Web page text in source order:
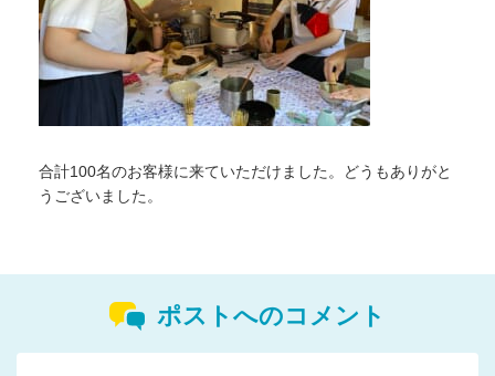
合計100名のお客様に来ていただけました。どうもありがと
うございました。
ポストへのコメント